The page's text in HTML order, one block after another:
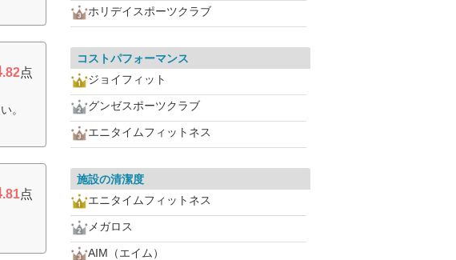
.82点
。
.81点
ホリデイスポーツクラブ
コストパフォーマンス
ジョイフィット
グンゼスポーツクラブ
エニタイムフィットネス
施設の清潔度
エニタイムフィットネス
メガロス
AIM（エイム）